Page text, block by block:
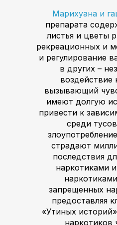
Марихуана и
препарата
листья и цветы
рекреационных и
и регулирование
в других –
воздействие
вызывающий
имеют долгую
привести к
среди
страдают
последствия
наркотиками
запрещенных
предоставляя
«Утиных
наркотиков